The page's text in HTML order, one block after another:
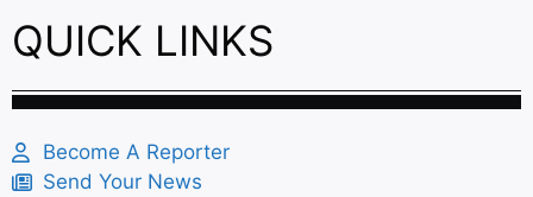
QUICK LINKS
Become A Reporter
Send Your News